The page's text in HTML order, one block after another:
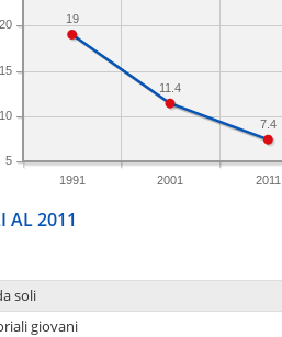
1991 2001 2011
5
10
15
20
7.4
11.4
19
AL 2011
soli
giovani